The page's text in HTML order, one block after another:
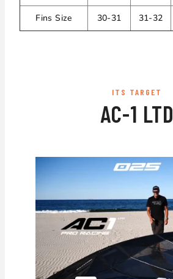
Fins Size 30-31 31-32
ITS TARGET
AC-1 LTD